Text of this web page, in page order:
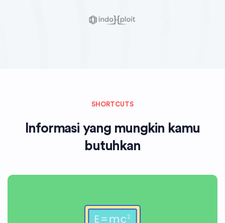
SHORTCUTS
Informasi yang mungkin kamu
butuhkan